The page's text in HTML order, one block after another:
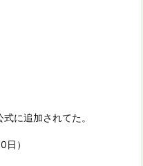
に追加されてた。
）